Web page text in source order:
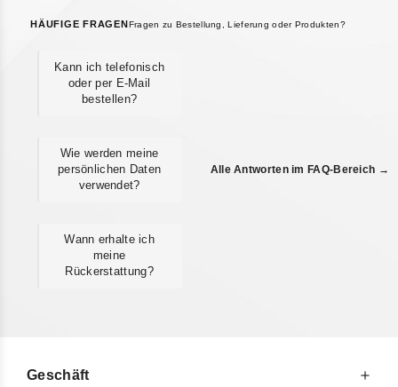
HÄUFIGE FRAGEN Fragen zu Bestellung, Lieferung oder Produkten?
Kann ich telefonisch
oder per E-Mail
bestellen?
Wie werden meine
persönlichen Daten
verwendet?
Wann erhalte ich
meine
Rückerstattung?
Alle Antworten im FAQ-Bereich →
Geschäft